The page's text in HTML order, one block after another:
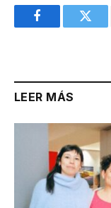
Facebook
LEER MÁS